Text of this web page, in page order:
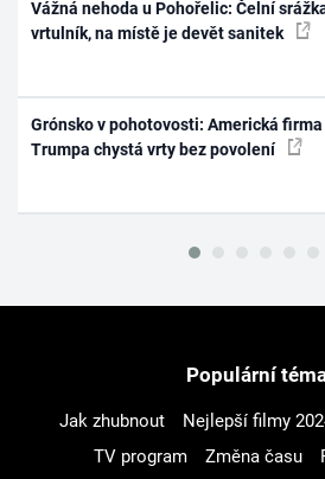
Vážná nehoda u Pohořelic: Čelní
vrtulník, na místě je devět sanitek
Grónsko v pohotovosti: Americká
Trumpa chystá vrty bez povolení
Populární
Jak zhubnout Nejlepší filmy
TV program
Změna času